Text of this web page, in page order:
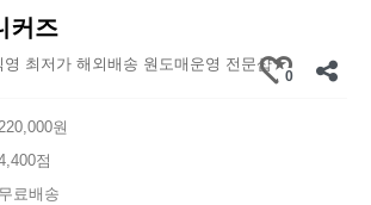
커즈
최저가 해외배송 원도매운영 전문샵★
0
원
점
무료배송